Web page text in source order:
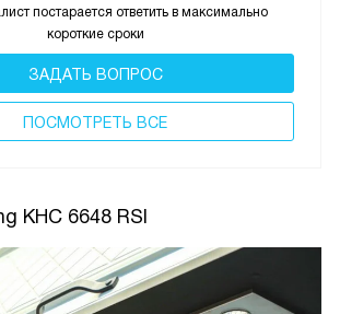
постарается ответить в максимально
короткие сроки
ЗАДАТЬ ВОПРОС
ПОCМОТРЕТЬ ВСЕ
KHC 6648 RSI